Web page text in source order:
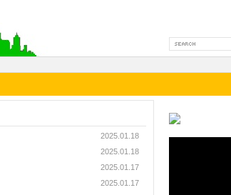
2025.01.18
2025.01.18
2025.01.17
2025.01.17